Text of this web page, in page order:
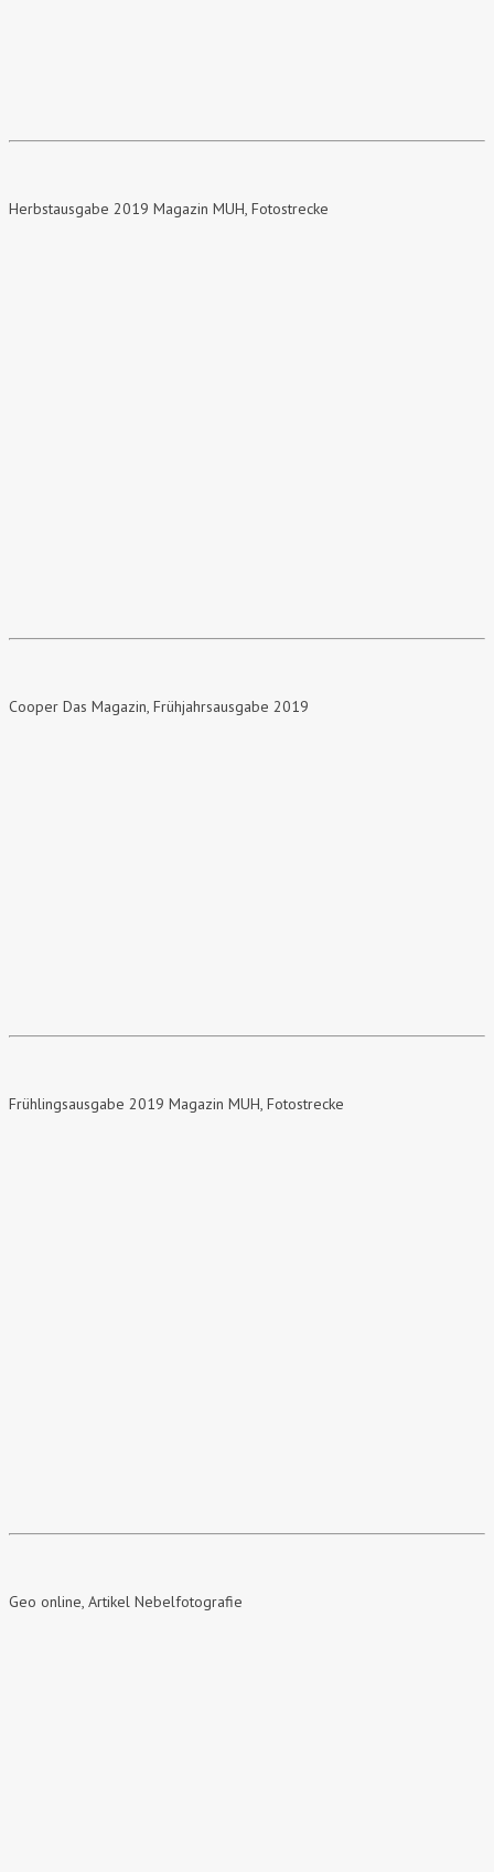
Herbstausgabe 2019 Magazin MUH, Fotostrecke
Cooper Das Magazin, Frühjahrsausgabe 2019
Frühlingsausgabe 2019 Magazin MUH, Fotostrecke
Geo online, Artikel Nebelfotografie